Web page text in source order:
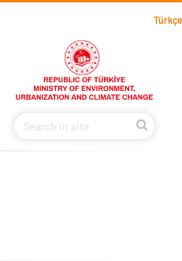
Türkçe